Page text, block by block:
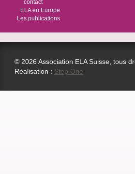
contact
ELA en Europe
Les publications
© 2026 Association ELA Suisse, tous
Réalisation : Step One